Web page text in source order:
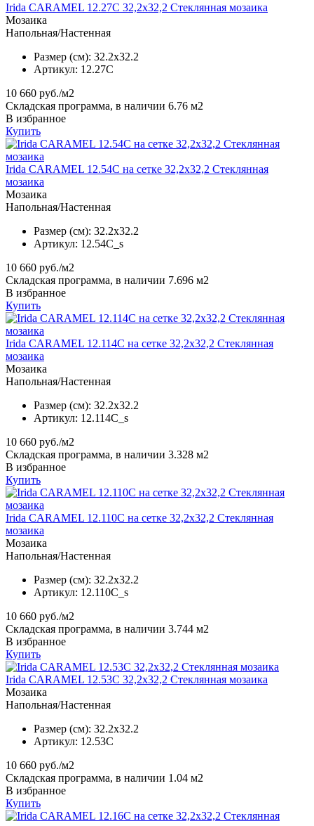
Irida CARAMEL 12.27C 32,2x32,2 Стеклянная мозаика
Мозаика
Напольная/Настенная
Размер (см): 32.2x32.2
Артикул: 12.27C
10 660 руб./м2
Складская программа, в наличии 6.76 м2
В избранное
Купить
Irida CARAMEL 12.54C на сетке 32,2x32,2 Стеклянная
мозаика
Мозаика
Напольная/Настенная
Размер (см): 32.2x32.2
Артикул: 12.54C_s
10 660 руб./м2
Складская программа, в наличии 7.696 м2
В избранное
Купить
Irida CARAMEL 12.114C на сетке 32,2x32,2 Стеклянная
мозаика
Мозаика
Напольная/Настенная
Размер (см): 32.2x32.2
Артикул: 12.114C_s
10 660 руб./м2
Складская программа, в наличии 3.328 м2
В избранное
Купить
Irida CARAMEL 12.110C на сетке 32,2x32,2 Стеклянная
мозаика
Мозаика
Напольная/Настенная
Размер (см): 32.2x32.2
Артикул: 12.110C_s
10 660 руб./м2
Складская программа, в наличии 3.744 м2
В избранное
Купить
Irida CARAMEL 12.53C 32,2x32,2 Стеклянная мозаика
Мозаика
Напольная/Настенная
Размер (см): 32.2x32.2
Артикул: 12.53C
10 660 руб./м2
Складская программа, в наличии 1.04 м2
В избранное
Купить